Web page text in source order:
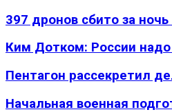
397 дронов сбито за
Ким Дотком: России
Пентагон рассекретил
Начальная военная